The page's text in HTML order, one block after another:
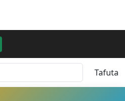
Tafuta